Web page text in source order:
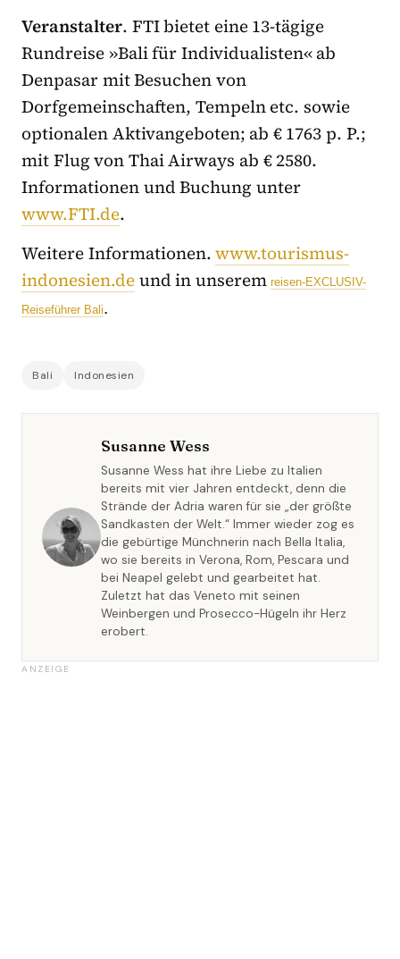
Veranstalter. FTI bietet eine 13-tägige
Rundreise »Bali für Individualisten« ab
Denpasar mit Besuchen von
Dorfgemeinschaften, Tempeln etc. sowie
optionalen Aktivangeboten; ab € 1763 p. P.;
mit Flug von Thai Airways ab € 2580.
Informationen und Buchung unter
www.FTI.de.
Weitere Informationen.www.tourismus-
indonesien.deund in unserem reisen-EXCLUSIV-
Reiseführer Bali.
Bali Indonesien
Susanne Wess
Susanne Wess hat ihre Liebe zu Italien
bereits mit vier Jahren entdeckt, denn die
Strände der Adria waren für sie „der größte
Sandkasten der Welt.“ Immer wieder zog es
die gebürtige Münchnerin nach Bella Italia,
wo sie bereits in Verona, Rom, Pescara und
bei Neapel gelebt und gearbeitet hat.
Zuletzt hat das Veneto mit seinen
Weinbergen und Prosecco-Hügeln ihr Herz
erobert.
ANZEIGE